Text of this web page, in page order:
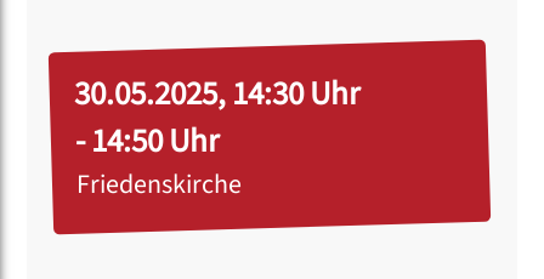
30.05.2025, 14:30 Uhr
- 14:50 Uhr
Friedenskirche